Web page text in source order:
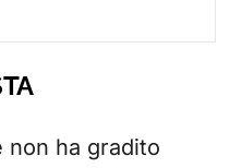
non ha gradito